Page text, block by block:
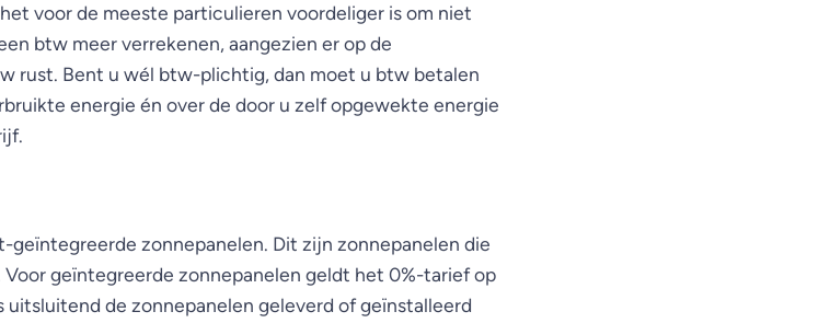
voor de meeste particulieren voordeliger is om niet
btw meer verrekenen, aangezien er op de
rust. Bent u wél btw-plichtig, dan moet u btw betalen
energie én over de door u zelf opgewekte energie
zonnepanelen. Dit zijn zonnepanelen die
geïntegreerde zonnepanelen geldt het 0%-tarief op
uitsluitend de zonnepanelen geleverd of geïnstalleerd